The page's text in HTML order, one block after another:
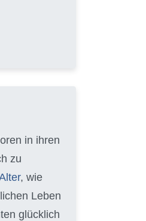
in ihren
zu
, wie
Leben
glücklich